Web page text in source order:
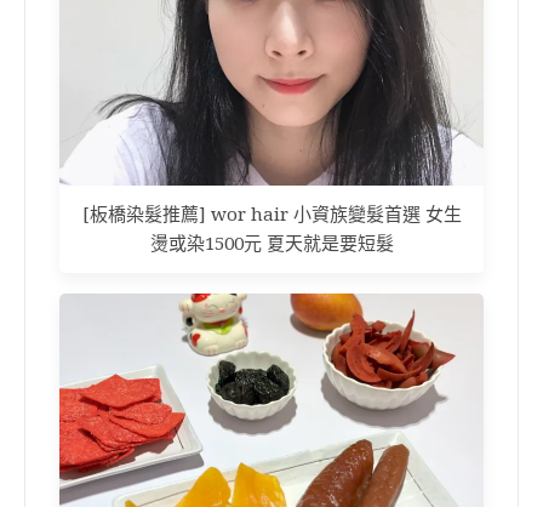
[板橋染髮推薦] wor hair 小資族變髮首選 女生
燙或染1500元 夏天就是要短髮